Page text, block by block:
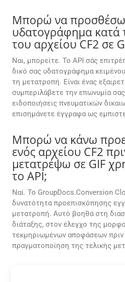
Μπορώ να προσθέσω
υδατογράφημα κατά
του αρχείου CF2 σε
Ναι, μπορείτε. Το API σάς
δικό σας υδατογράφημα
τη μετατροπή. Είναι ένας
συμπεριλάβετε την επωνυμία
ειδοποιήσεις πνευματικών
επισημάνετε έγγραφα ως
Μπορώ να κάνω
ενός αρχείου CF2
μετατρέψω σε GIF
το API;
Ναί. Το GroupDocs.Conversion
δυνατότητα προεπισκόπησης
μετατροπή. Αυτό βοηθά στη
διάταξης, στον έλεγχο της
τεκμηριωμένων αποφάσεων πριν
πραγματοποίηση της τελικής